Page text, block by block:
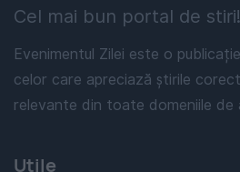
Cel mai bun portal de stiri!
Evenimentul Zilei este o
celor care apreciază știrile
relevante din toate domeniile
Utile